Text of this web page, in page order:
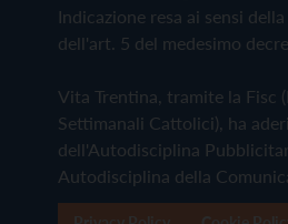
Indicazione resa ai sensi
dell'art. 5 del medesimo
Vita Trentina, tramite la Fisc
Settimanali Cattolici), ha
dell'Autodisciplina
Autodisciplina della